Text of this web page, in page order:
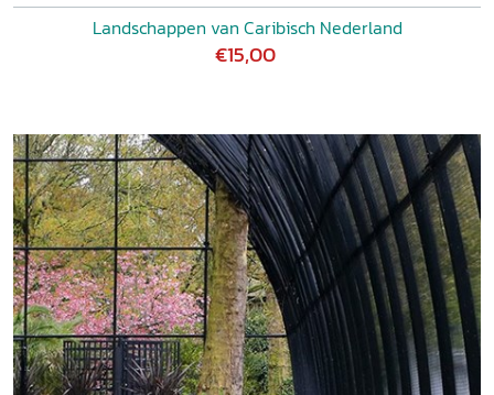
Landschappen van Caribisch Nederland
€15,00